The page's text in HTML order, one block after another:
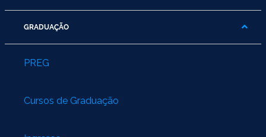
GRADUAÇÃO
PREG
Cursos de Graduação